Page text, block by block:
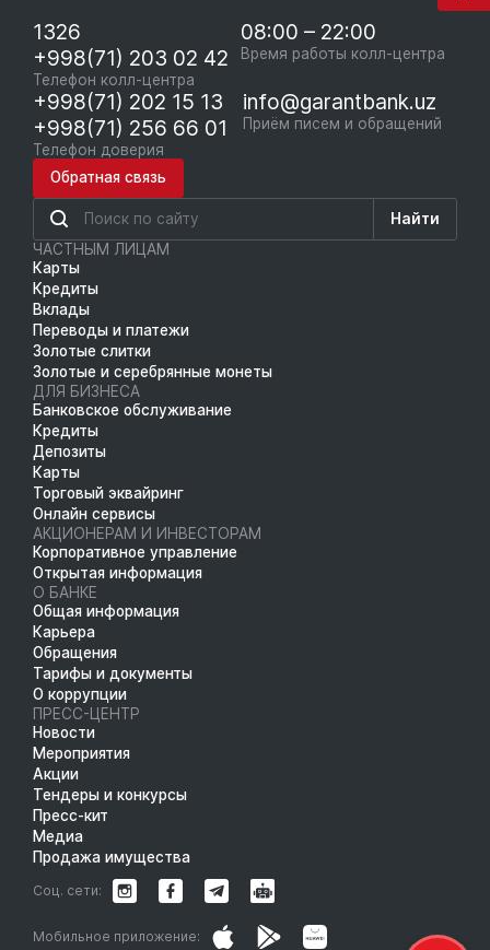
1326
+998(71) 203 02 42
Телефон колл-центра
08:00 – 22:00
Время работы колл-центра
+998(71) 202 15 13
+998(71) 256 66 01
Телефон доверия
info@garantbank.uz
Приём писем и обращений
Обратная связь
Найти
ЧАСТНЫМ ЛИЦАМ
Карты
Кредиты
Вклады
Переводы и платежи
Золотые слитки
Золотые и серебрянные монеты
ДЛЯ БИЗНЕСА
Банковское обслуживание
Кредиты
Депозиты
Карты
Торговый эквайринг
Онлайн сервисы
АКЦИОНЕРАМ И ИНВЕСТОРАМ
Корпоративное управление
Открытая информация
О БАНКЕ
Общая информация
Карьера
Обращения
Тарифы и документы
О коррупции
ПРЕСС-ЦЕНТР
Новости
Мероприятия
Акции
Тендеры и конкурсы
Пресс-кит
Медиа
Продажа имущества
Мобильное приложение:
Соц. сети: